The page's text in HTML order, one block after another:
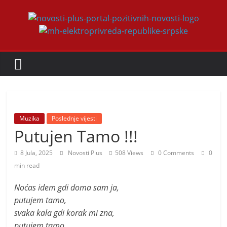
Novosti
r
a
l
o
z
i
Muzika Poslednje vijesti
Putujen Tamo !!!
8 Jula, 2025 Novosti Plus 508 Views 0 Comments
0
min read
Noćas idem gdi doma sam ja,
putujem tamo,
svaka kala gdi korak mi zna,